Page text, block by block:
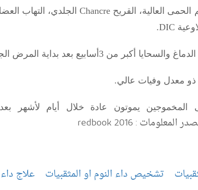
العالية، القريح Chancreالجلدي، التهاب
DIC.
3أسابيع بعد بداية المرض الجهازي غير معالج.
ذو معدل وفيات عالي.
المخموجين يموتون عادة خلال أيام لأشهر
redbook 2016
تشخيص داء النوم او المثقبيات علاج